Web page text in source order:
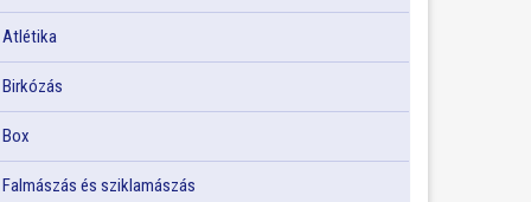
Atlétika
Birkózás
Box
Falmászás és sziklamászás